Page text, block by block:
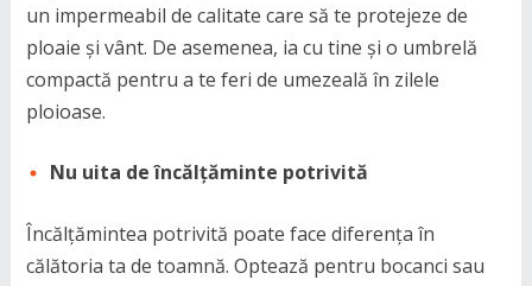
un impermeabil de calitate care să te protejeze de
ploaie și vânt. De asemenea, ia cu tine și o umbrelă
compactă pentru a te feri de umezeală în zilele
ploioase.
Nu uita de încălțăminte potrivită
Încălțămintea potrivită poate face diferența în
călătoria ta de toamnă. Optează pentru bocanci sau